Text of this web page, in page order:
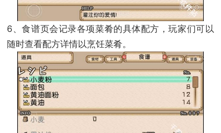
6、食谱页会记录各项菜肴的具体配方，玩家们可以
随时查看配方详情以烹饪菜肴。